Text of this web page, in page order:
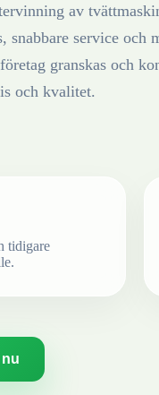
av
service och
granskas och
och kvalitet.
tidigare